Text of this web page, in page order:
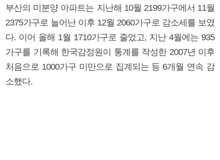
부산의 미분양 아파트는 지난해 10월 2199가구에서 11월
2375가구로 늘어난 이후 12월 2060가구로 감소세를 보였
다. 이어 올해 1월 1710가구로 줄었고, 지난 4월에는 935
가구를 기록해 한국감정원이 통계를 작성한 2007년 이후
처음으로 1000가구 미만으로 집계되는 등 6개월 연속 감
소했다.